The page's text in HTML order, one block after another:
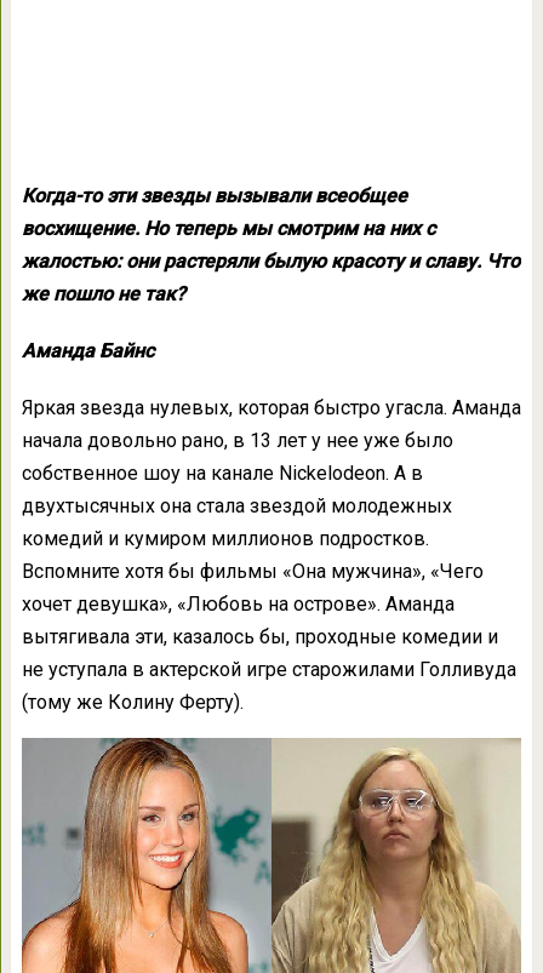
Когда-то эти звезды вызывали всеобщее
восхищение. Но теперь мы смотрим на них с
жалостью: они растеряли былую красоту и славу. Что
же пошло не так?
Аманда Байнс
Яркая звезда нулевых, которая быстро угасла. Аманда
начала довольно рано, в 13 лет у нее уже было
собственное шоу на канале Nickelodeon. А в
двухтысячных она стала звездой молодежных
комедий и кумиром миллионов подростков.
Вспомните хотя бы фильмы «Она мужчина», «Чего
хочет девушка», «Любовь на острове». Аманда
вытягивала эти, казалось бы, проходные комедии и
не уступала в актерской игре старожилами Голливуда
(тому же Колину Ферту).